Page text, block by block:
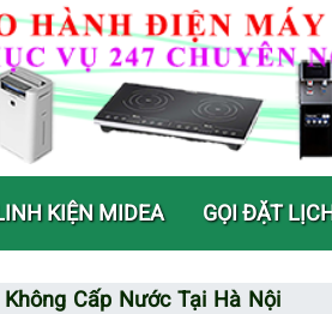
KIỆN MIDEA GỌI ĐẶT
Cấp Nước Tại Hà Nội